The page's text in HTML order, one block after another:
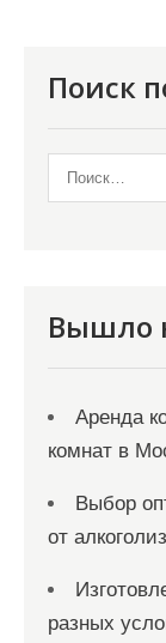
Поиск
Вышло
Аренда
комнат в
Выбор
от
разных